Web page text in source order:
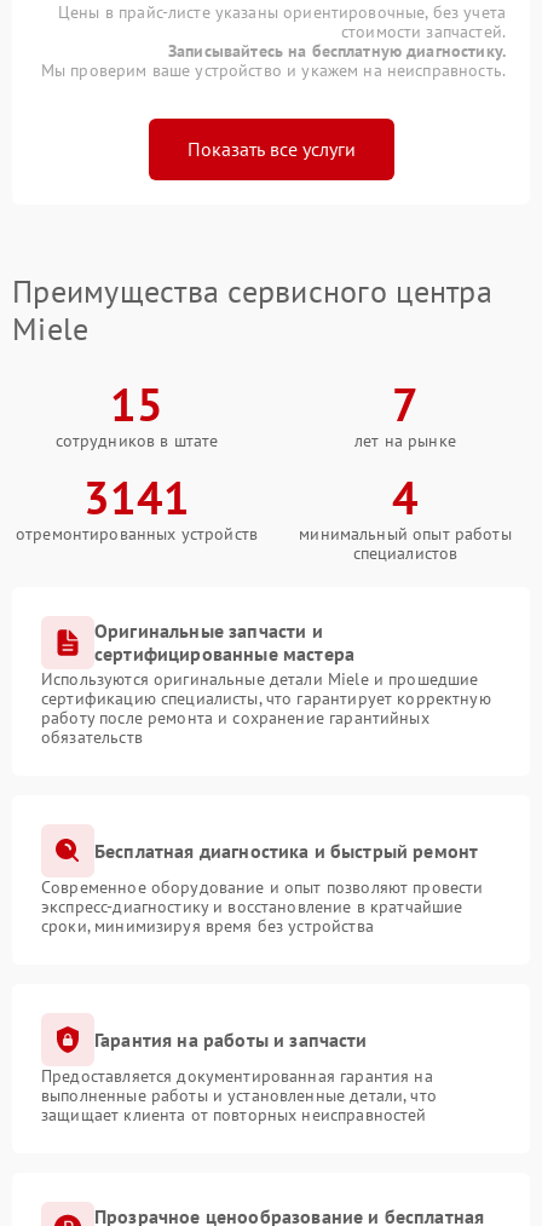
Цены в прайс-листе указаны ориентировочные, без учета
стоимости запчастей.
Записывайтесь на бесплатную диагностику.
Мы проверим ваше устройство и укажем на неисправность.
Показать все услуги
Преимущества сервисного центра
Miele
15
сотрудников в штате
7
лет на рынке
3141
отремонтированных устройств
4
минимальный опыт работы
специалистов
Оригинальные запчасти и
сертифицированные мастера
Используются оригинальные детали Miele и прошедшие
сертификацию специалисты, что гарантирует корректную
работу после ремонта и сохранение гарантийных
обязательств
Бесплатная диагностика и быстрый ремонт
Современное оборудование и опыт позволяют провести
экспресс-диагностику и восстановление в кратчайшие
сроки, минимизируя время без устройства
Гарантия на работы и запчасти
Предоставляется документированная гарантия на
выполненные работы и установленные детали, что
защищает клиента от повторных неисправностей
Прозрачное ценообразование и бесплатная